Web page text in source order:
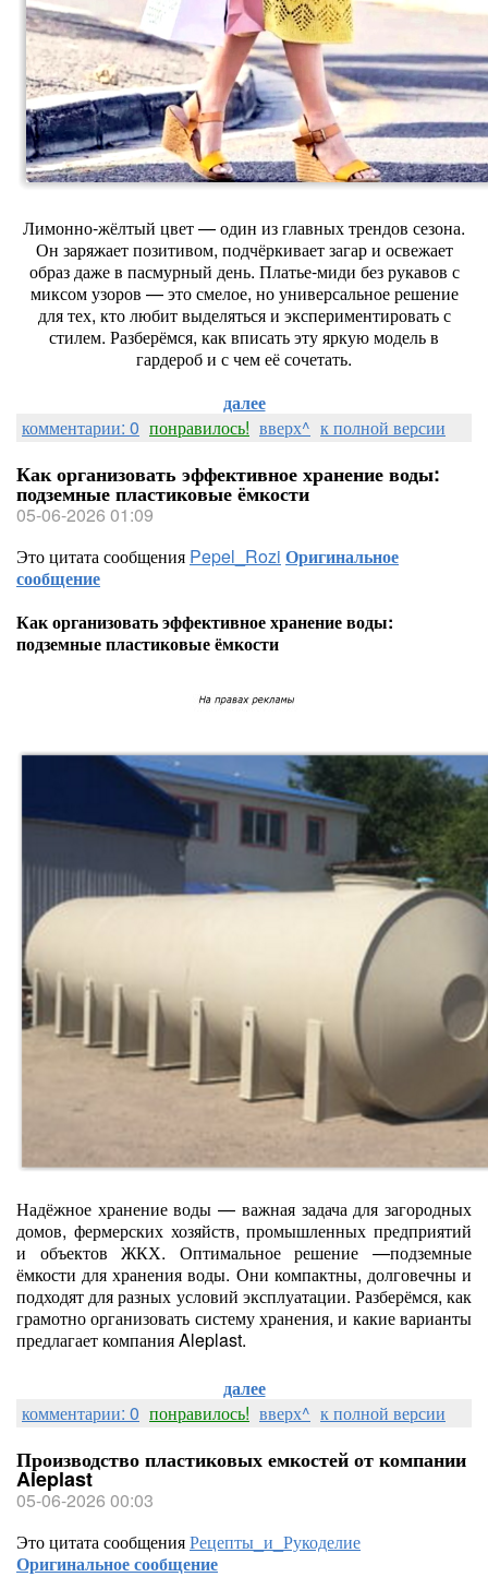
Лимонно‑жёлтый цвет — один из главных трендов сезона.
Он заряжает позитивом, подчёркивает загар и освежает
образ даже в пасмурный день. Платье‑миди без рукавов с
миксом узоров — это смелое, но универсальное решение
для тех, кто любит выделяться и экспериментировать с
стилем. Разберёмся, как вписать эту яркую модель в
гардероб и с чем её сочетать.
далее
комментарии: 0 понравилось! вверх^ к полной версии
Как организовать эффективное хранение воды:
подземные пластиковые ёмкости
05-06-2026 01:09
Это цитата сообщения Pepel_Rozi Оригинальное
сообщение
Как организовать эффективное хранение воды:
подземные пластиковые ёмкости
Надёжное хранение воды — важная задача для загородных
домов, фермерских хозяйств, промышленных предприятий
и объектов ЖКХ. Оптимальное решение —подземные
ёмкости для хранения воды. Они компактны, долговечны и
подходят для разных условий эксплуатации. Разберёмся, как
грамотно организовать систему хранения, и какие варианты
предлагает компания Aleplast.
далее
комментарии: 0 понравилось! вверх^ к полной версии
Производство пластиковых емкостей от компании
Aleplast
05-06-2026 00:03
Это цитата сообщенияРецепты_и_Рукоделие
Оригинальное сообщение